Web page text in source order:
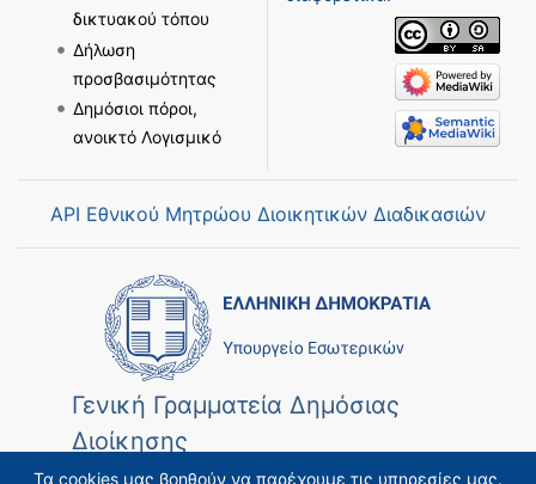
Τα cookies μας βοηθούν να παρέχουμε τις υπηρεσίες μας.
δικτυακού τόπου
Δήλωση
προσβασιμότητας
Δημόσιοι πόροι,
ανοικτό Λογισμικό
API Εθνικού Μητρώου Διοικητικών Διαδικασιών
Γενική Γραμματεία Δημόσιας
Διοίκησης